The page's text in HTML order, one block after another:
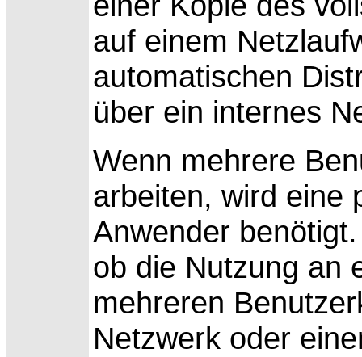
auf einem
automatischen
über ein internes
Wenn mehrere
arbeiten, wird eine
Anwender
ob die Nutzung an
mehreren
Netzwerk oder